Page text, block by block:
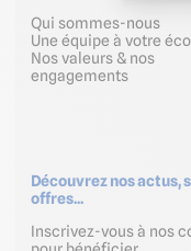
Qui sommes-nous
Une équipe à votre
Nos valeurs & nos
engagements
Découvrez nos actus,
offres...
Inscrivez-vous à nos